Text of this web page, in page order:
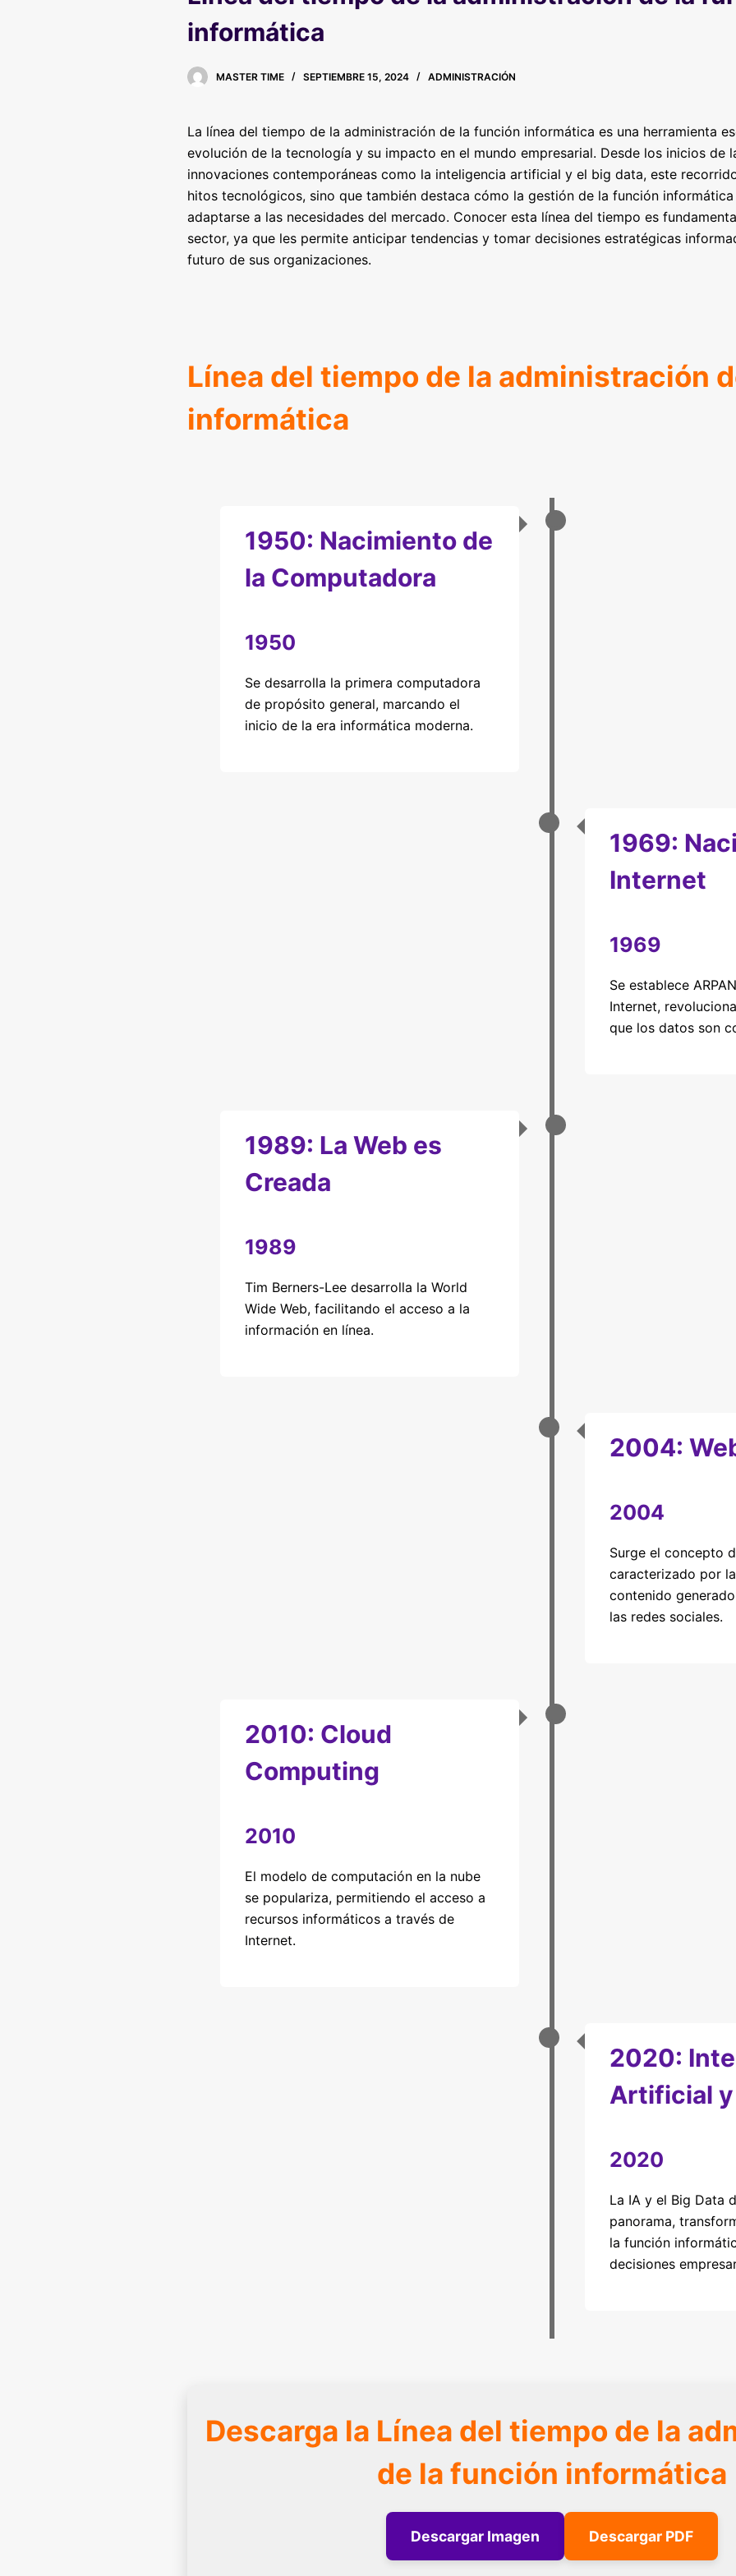
informática
MASTER TIME SEPTIEMBRE 15, 2024 ADMINISTRACIÓN
La línea del tiempo de la administración de la función informática es una herramienta
evolución de la tecnología y su impacto en el mundo empresarial. Desde los inicios de
innovaciones contemporáneas como la inteligencia artificial y el big data, este
hitos tecnológicos, sino que también destaca cómo la gestión de la función
adaptarse a las necesidades del mercado. Conocer esta línea del tiempo es
sector, ya que les permite anticipar tendencias y tomar decisiones estratégicas
futuro de sus organizaciones.
Línea del tiempo de la administración
informática
1950: Nacimiento de
la Computadora
1950
Se desarrolla la primera computadora
de propósito general, marcando el
inicio de la era informática moderna.
1969:
Internet
1969
Se establece
Internet,
que los datos son
1989: La Web es
Creada
1989
Tim Berners-Lee desarrolla la World
Wide Web, facilitando el acceso a la
información en línea.
2004:
2004
Surge el concepto
caracterizado por
contenido
las redes sociales.
2010: Cloud
Computing
2010
El modelo de computación en la nube
se populariza, permitiendo el acceso a
recursos informáticos a través de
Internet.
2020:
Artificial y
2020
La IA y el Big Data
panorama,
la función
decisiones
Descarga la Línea del tiempo de la
de la función informática
Descargar Imagen Descargar PDF